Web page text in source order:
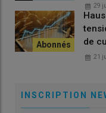
marché explique cet
est passé de 1,90 €/kg
Certains opérateurs
porc vendu», rappelle-t-
marché à
29
de
21
INSCRIPTION